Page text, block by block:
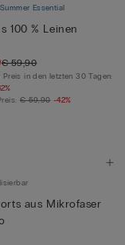
Summer Essential
100 % Leinen
€ 59,90
Preis in den letzten 30 Tagen:
€ 59,90 -42%
aus Mikrofaser